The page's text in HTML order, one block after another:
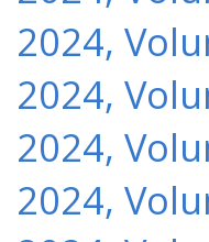
2024,
2024,
2024,
2024,